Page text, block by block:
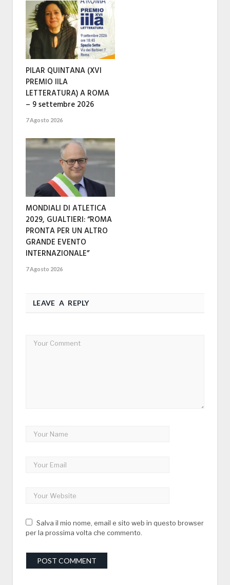
PILAR QUINTANA (XVI
PREMIO IILA
LETTERATURA) A ROMA
– 9 settembre 2026
7 Agosto 2026
MONDIALI DI ATLETICA
2029, GUALTIERI: “ROMA
PRONTA PER UN ALTRO
GRANDE EVENTO
INTERNAZIONALE”
7 Agosto 2026
LEAVE A REPLY
Salva il mio nome, email e sito web in questo browser
per la prossima volta che commento.